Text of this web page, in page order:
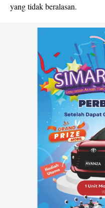
yang tidak beralasan.